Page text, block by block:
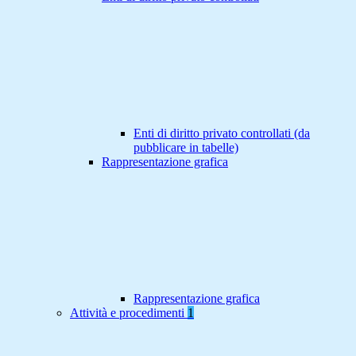
Enti di diritto privato controllati (da
pubblicare in tabelle)
Rappresentazione grafica
Rappresentazione grafica
Attività e procedimenti 1